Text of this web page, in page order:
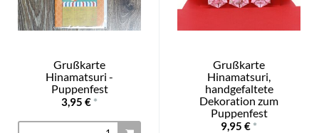
Grußkarte
Hinamatsuri -
Puppenfest
3,95 € *
Grußkarte
Hinamatsuri,
handgefaltete
Dekoration zum
Puppenfest
9,95 € *